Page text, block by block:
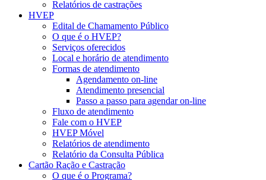
Relatórios de castrações
HVEP
Edital de Chamamento Público
O que é o HVEP?
Serviços oferecidos
Local e horário de atendimento
Formas de atendimento
Agendamento on-line
Atendimento presencial
Passo a passo para agendar on-line
Fluxo de atendimento
Fale com o HVEP
HVEP Móvel
Relatórios de atendimento
Relatório da Consulta Pública
Cartão Ração e Castração
O que é o Programa?